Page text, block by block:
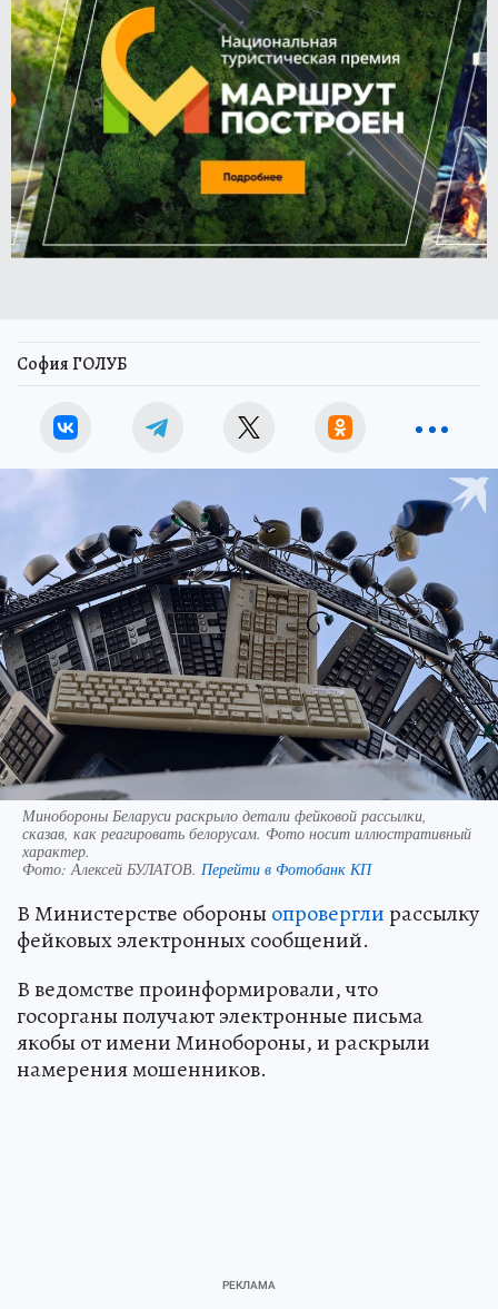
София ГОЛУБ
Минобороны Беларуси раскрыло детали фейковой рассылки,
сказав, как реагировать белорусам. Фото носит иллюстративный
характер.
Фото: Алексей БУЛАТОВ. Перейти в Фотобанк КП
В Министерстве обороны опроверглирассылку
фейковых электронных сообщений.
В ведомстве проинформировали, что
госорганы получают электронные письма
якобы от имени Минобороны, и раскрыли
намерения мошенников.